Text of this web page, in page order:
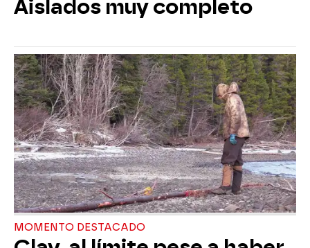
Aislados muy completo
MOMENTO DESTACADO